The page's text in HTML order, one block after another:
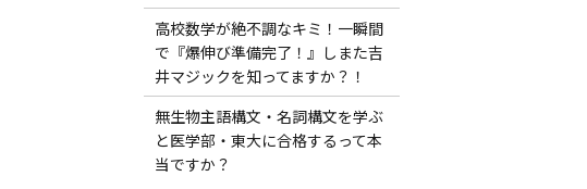
高校数学が絶不調なキミ！一瞬間
で『爆伸び準備完了！』しまた吉
井マジックを知ってますか？！
無生物主語構文・名詞構文を学ぶ
と医学部・東大に合格するって本
当ですか？